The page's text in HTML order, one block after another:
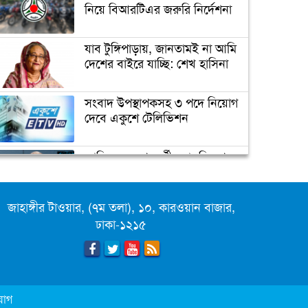
কাজ করেছে বঙ্গবন্ধু: প্রধানমন্ত্রী
বঙ্গবন্ধু ও আবুল ফজল
বঙ্গবন্ধুর ভাষণের লোকায়তিক
বঙ্গবন্ধুর খুনিদের ফিরিয়ে এনে
নিয়ে বিআরটিএর জরুরি নির্দেশনা
যাব টুঙ্গিপাড়ায়, জানতামই না আমি
দেশের বাইরে যাচ্ছি: শেখ হাসিনা
সংবাদ উপস্থাপকসহ ৩ পদে নিয়োগ
দেবে একুশে টেলিভিশন
জাতিসংঘের পরবর্তী মহাসচিব পদে
ক্যাম্পাস অ্যাম্বাসেডর নিয়োগ দিচ্ছে
একুশে টেলিভিশন
জাহাঙ্গীর টাওয়ার, (৭ম তলা), ১০, কারওয়ান বাজার,
ঢাকা-১২১৫